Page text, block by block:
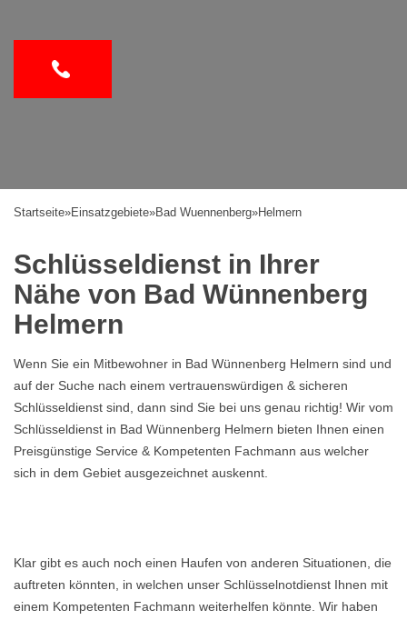
Startseite»Einsatzgebiete»Bad Wuennenberg»Helmern
Schlüsseldienst in Ihrer
Nähe von Bad Wünnenberg
Helmern
Wenn Sie ein Mitbewohner in Bad Wünnenberg Helmern sind und
auf der Suche nach einem vertrauenswürdigen & sicheren
Schlüsseldienst sind, dann sind Sie bei uns genau richtig! Wir vom
Schlüsseldienst in Bad Wünnenberg Helmern bieten Ihnen einen
Preisgünstige Service & Kompetenten Fachmann aus welcher
sich in dem Gebiet ausgezeichnet auskennt.
Klar gibt es auch noch einen Haufen von anderen Situationen, die
auftreten könnten, in welchen unser Schlüsselnotdienst Ihnen mit
einem Kompetenten Fachmann weiterhelfen könnte. Wir haben